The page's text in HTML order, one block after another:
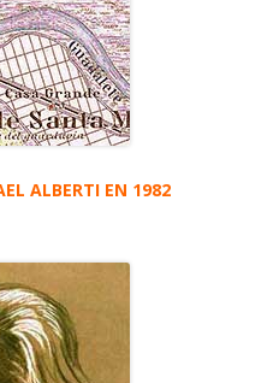
ALBERTI EN 1982